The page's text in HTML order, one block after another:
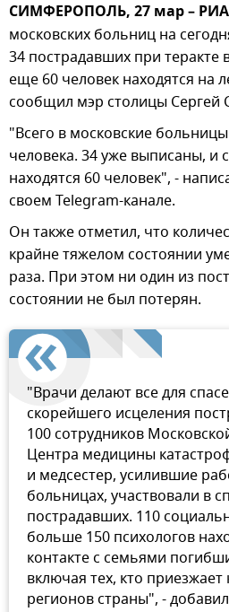
СИМФЕРОПОЛЬ, 27 мар –
московских больниц на
34 пострадавших при теракте
еще 60 человек находятся на
сообщил мэр столицы Сергей
"Всего в московские
человека. 34 уже выписаны, и
находятся 60 человек", -
своем Telegram-канале.
Он также отметил, что
крайне тяжелом состоянии
раза. При этом ни один из
состоянии не был потерян.
"Врачи делают все для
скорейшего исцеления
100 сотрудников
Центра медицины
и медсестер, усилившие
больницах, участвовали в
пострадавших. 110
больше 150 психологов
контакте с семьями
включая тех, кто приезжает
регионов страны", -